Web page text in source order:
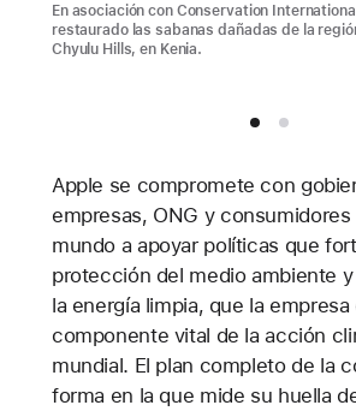
En asociación con Conservation
restaurado las sabanas dañadas de la
Chyulu Hills, en Kenia.
Apple se compromete con
empresas, ONG y
mundo a apoyar políticas que
protección del medio ambiente
la energía limpia, que la
componente vital de la acción
mundial. El plan completo de la
forma en la que mide su huella